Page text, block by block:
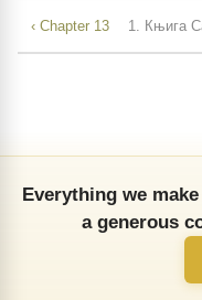
‹ Chapter 13 1. Књига
Everything we
a generous